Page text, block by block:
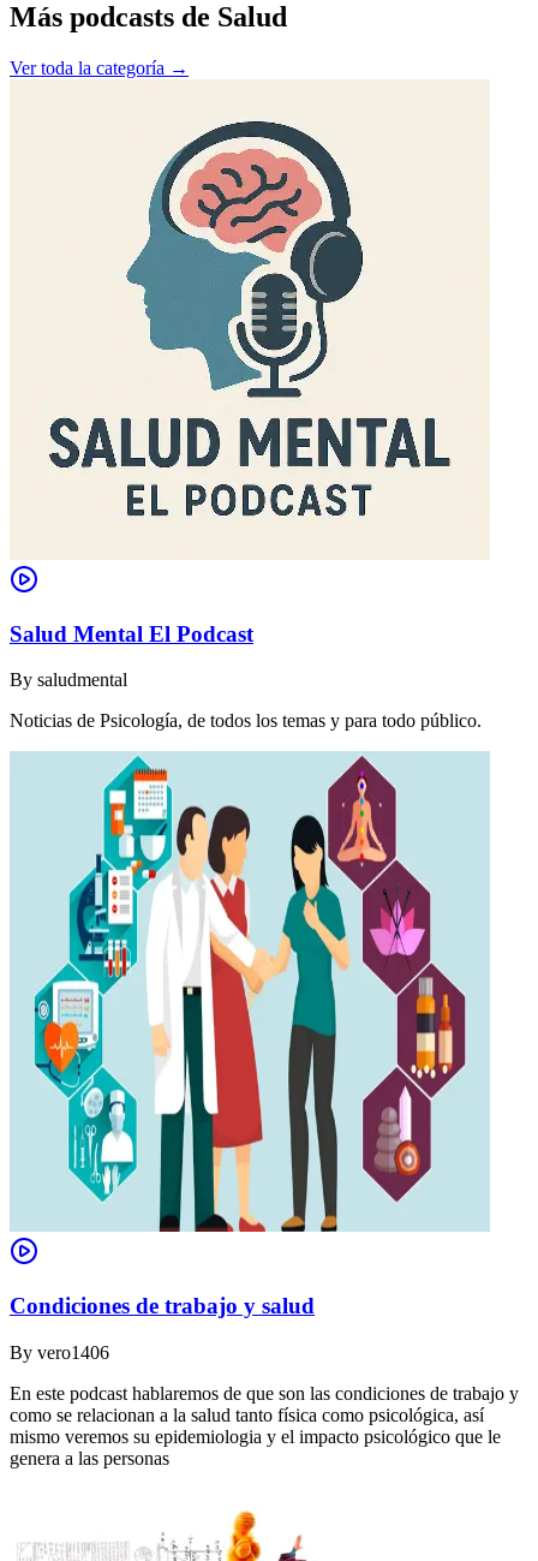
Más podcasts de Salud
Ver toda la categoría →
Salud Mental El Podcast
By saludmental
Noticias de Psicología, de todos los temas y para todo público.
Condiciones de trabajo y salud
By vero1406
En este podcast hablaremos de que son las condiciones de trabajo y
como se relacionan a la salud tanto física como psicológica, así
mismo veremos su epidemiologia y el impacto psicológico que le
genera a las personas